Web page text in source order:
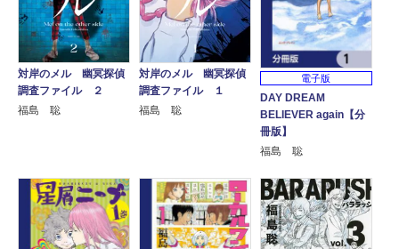
対岸のメル 幽冥探偵
調査ファイル ２
福島 聡
対岸のメル 幽冥探偵
調査ファイル １
福島 聡
電子版
DAY DREAM
BELIEVER again【分
冊版】
福島 聡